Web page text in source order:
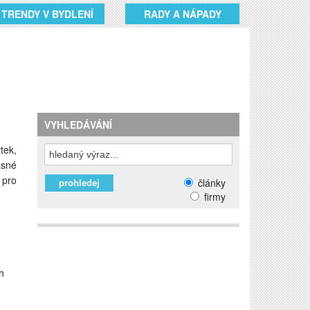
TRENDY V BYDLENÍ RADY A NÁPADY
VYHLEDÁVÁNÍ
články
firmy